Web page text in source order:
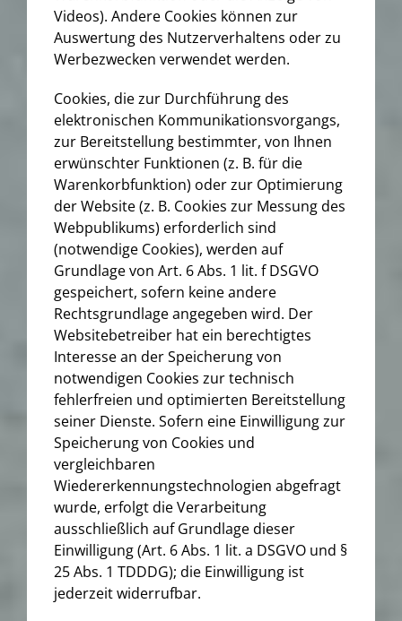
Videos). Andere Cookies können zur
Auswertung des Nutzerverhaltens oder zu
Werbezwecken verwendet werden.
Cookies, die zur Durchführung des
elektronischen Kommunikationsvorgangs,
zur Bereitstellung bestimmter, von Ihnen
erwünschter Funktionen (z. B. für die
Warenkorbfunktion) oder zur Optimierung
der Website (z. B. Cookies zur Messung des
Webpublikums) erforderlich sind
(notwendige Cookies), werden auf
Grundlage von Art. 6 Abs. 1 lit. f DSGVO
gespeichert, sofern keine andere
Rechtsgrundlage angegeben wird. Der
Websitebetreiber hat ein berechtigtes
Interesse an der Speicherung von
notwendigen Cookies zur technisch
fehlerfreien und optimierten Bereitstellung
seiner Dienste. Sofern eine Einwilligung zur
Speicherung von Cookies und
vergleichbaren
Wiedererkennungstechnologien abgefragt
wurde, erfolgt die Verarbeitung
ausschließlich auf Grundlage dieser
Einwilligung (Art. 6 Abs. 1 lit. a DSGVO und §
25 Abs. 1 TDDDG); die Einwilligung ist
jederzeit widerrufbar.